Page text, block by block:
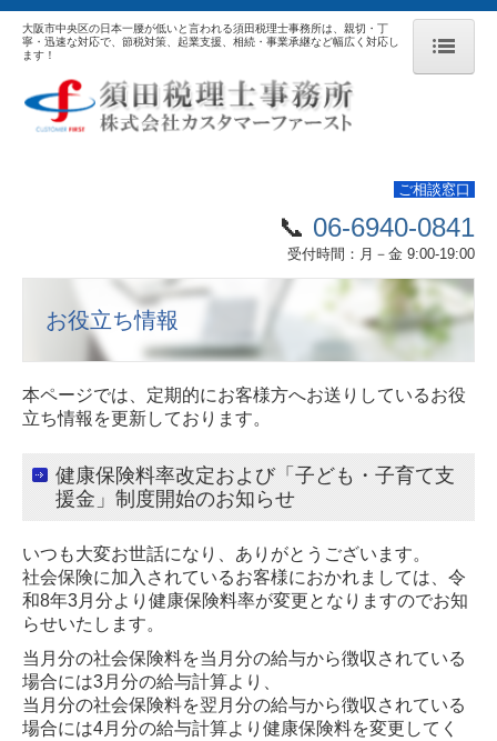
ホーム
相続・事業承継
税理士変更検討の方
会社設立をお考えの方
事務所案内
お役立ち情報
税務トピックス
リンク集
お問合せ
大阪市中央区の日本一腰が低いと言われる須田税理士事務所は、親切・丁
寧・迅速な対応で、節税対策、起業支援、相続・事業承継など幅広く対応し
ます！
ご相談窓口
📞 06-6940-0841
受付時間： 月－金 9:00-19:00
お役立ち情報
本ページでは、定期的にお客様方へお送りしているお役
立ち情報を更新しております。
健康保険料率改定および「子ども・子育て支
援金」制度開始のお知らせ
いつも大変お世話になり、ありがとうございます。
社会保険に加入されているお客様におかれましては、令
和8年3月分より健康保険料率が変更となりますのでお知
らせいたします。
当月分の社会保険料を当月分の給与から徴収されている
場合には3月分の給与計算より、
当月分の社会保険料を翌月分の給与から徴収されている
場合には4月分の給与計算より健康保険料を変更してく